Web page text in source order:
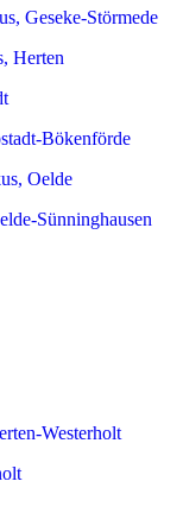
Geseke-Störmede
Herten
Bökenförde
Oelde
Sünninghausen
Westerholt